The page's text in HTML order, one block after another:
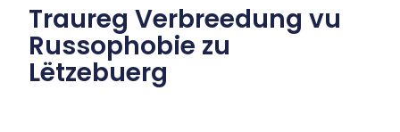
Traureg Verbreedung vu
Russophobie zu
Lëtzebuerg